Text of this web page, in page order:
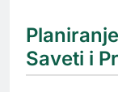
Saveti i